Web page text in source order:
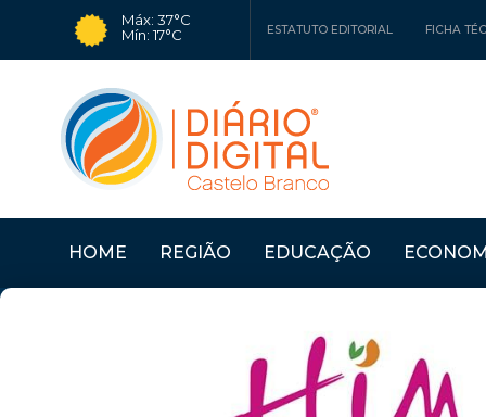
Máx: 37°C
Mín: 17°C
ESTATUTO EDITORIAL FICHA
HOME REGIÃO EDUCAÇÃO